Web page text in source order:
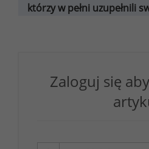
którzy w pełni uzupełnili
Zaloguj się